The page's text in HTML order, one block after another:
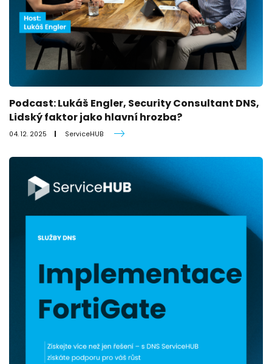
Podcast: Lukáš Engler, Security Consultant DNS,
Lidský faktor jako hlavní hrozba?
04. 12. 2025 ServiceHUB